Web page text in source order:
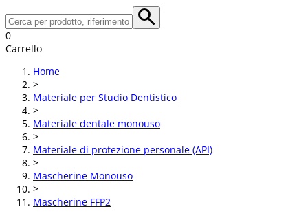
0
Carrello
Home
>
Materiale per Studio Dentistico
>
Materiale dentale monouso
>
Materiale di protezione personale (API)
>
Mascherine Monouso
>
Mascherine FFP2